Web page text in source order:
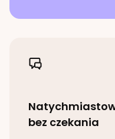
bez czekania